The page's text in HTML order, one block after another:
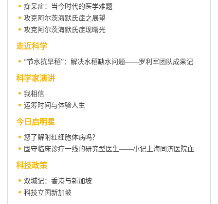
痴呆症：当今时代的医学难题
攻克阿尔茨海默氏症之展望
攻克阿尔茨海默氏症现曙光
走近科学
“节水抗旱稻”：解决水稻缺水问题——罗利军团队成果记
科学家演讲
我相信
运筹时间与体验人生
今日启明星
您了解附红细胞体病吗？
科技政策
双城记：香港与新加坡
科技立国新加坡